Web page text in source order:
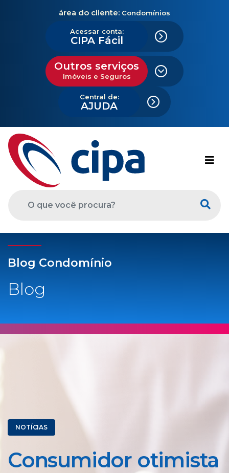
área do cliente: Condomínios
Acessar conta:
CIPA Fácil
Outros serviços
Imóveis e Seguros
Central de:
AJUDA
Blog Condomínio
Blog
NOTÍCIAS
Consumidor otimista